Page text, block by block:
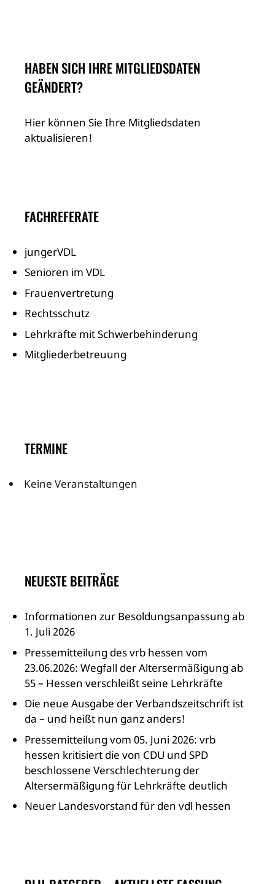
HABEN SICH IHRE MITGLIEDSDATEN
GEÄNDERT?
Hier können Sie Ihre Mitgliedsdaten
aktualisieren!
FACHREFERATE
jungerVDL
Senioren im VDL
Frauenvertretung
Rechtsschutz
Lehrkräfte mit Schwerbehinderung
Mitgliederbetreuung
TERMINE
Keine Veranstaltungen
NEUESTE BEITRÄGE
Informationen zur Besoldungsanpassung ab
1. Juli 2026
Pressemitteilung des vrb hessen vom
23.06.2026: Wegfall der Altersermäßigung ab
55 – Hessen verschleißt seine Lehrkräfte
Die neue Ausgabe der Verbandszeitschrift ist
da – und heißt nun ganz anders!
Pressemitteilung vom 05. Juni 2026: vrb
hessen kritisiert die von CDU und SPD
beschlossene Verschlechterung der
Altersermäßigung für Lehrkräfte deutlich
Neuer Landesvorstand für den vdl hessen